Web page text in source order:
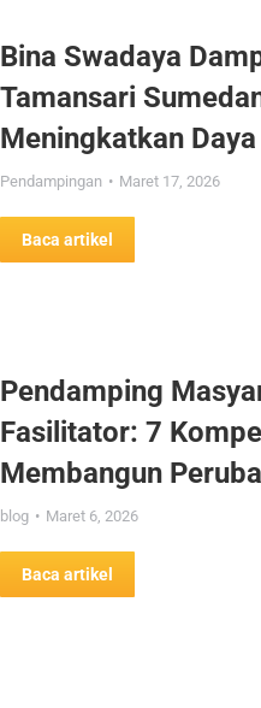
Bina Swadaya
Tamansari
Meningkatkan
Pendampingan Maret 17, 2026
Baca artikel
Pendamping
Fasilitator: 7
Membangun
blog Maret 6, 2026
Baca artikel